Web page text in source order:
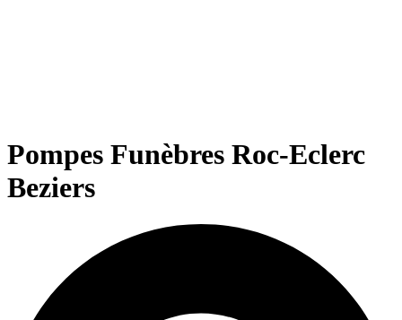
Pompes Funèbres Roc-Eclerc
Beziers